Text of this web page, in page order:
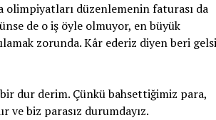
olimpiyatları düzenlemenin faturası da
de o iş öyle olmuyor, en büyük
zorunda. Kâr ederiz diyen beri
dur derim. Çünkü bahsettiğimiz para,
ve biz parasız durumdayız.